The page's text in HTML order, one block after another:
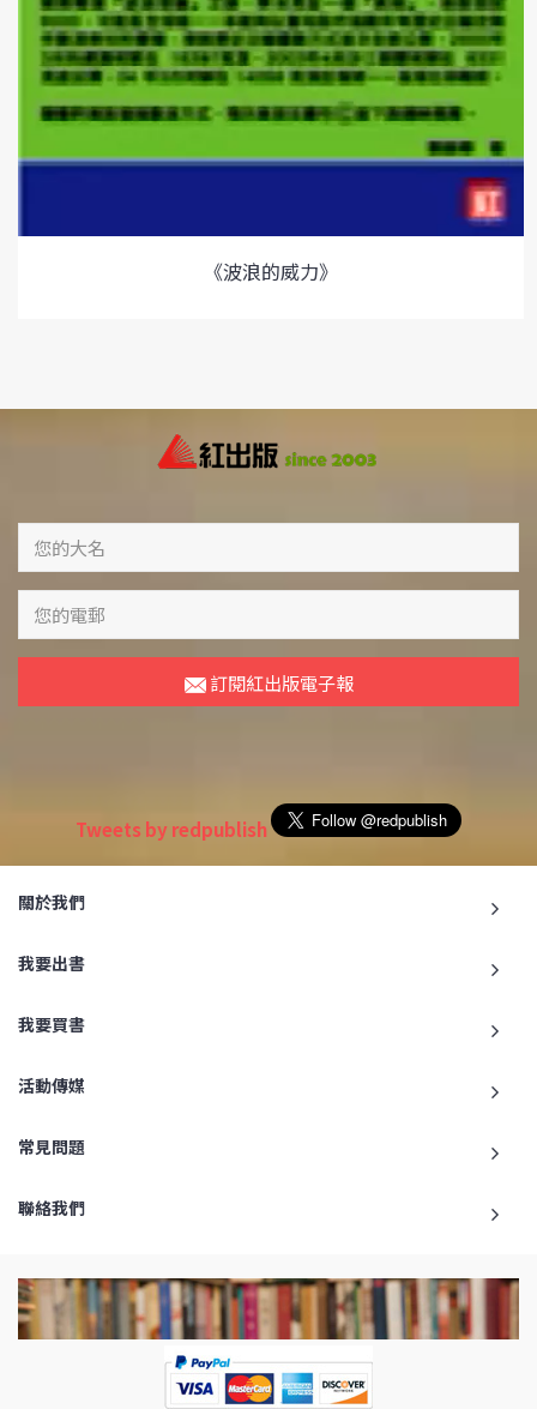
《波浪的威力》
訂閱紅出版電子報
Tweets by redpublish
關於我們
我要出書
我要買書
活動傳媒
常見問題
聯絡我們